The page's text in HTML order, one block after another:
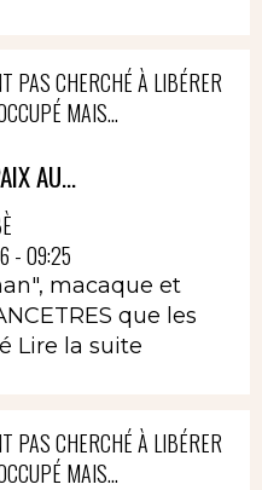
PAS CHERCHÉ À LIBÉRER
MAIS...
AU...
- 09:25
macaque et
que les
Lire la suite
PAS CHERCHÉ À LIBÉRER
MAIS...